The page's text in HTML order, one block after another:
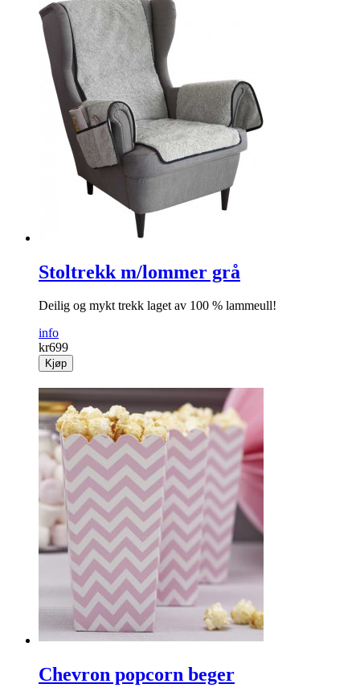
Stoltrekk m/lommer grå
Deilig og mykt trekk laget av 100 % lammeull!
info
kr699
Kjøp
Chevron popcorn beger